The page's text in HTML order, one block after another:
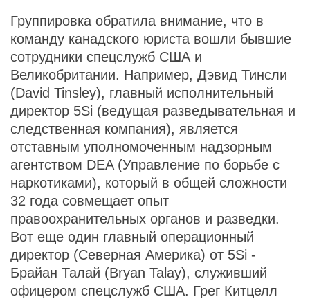
Группировка обратила внимание, что в
команду канадского юриста вошли бывшие
сотрудники спецслужб США и
Великобритании. Например, Дэвид Тинсли
(David Tinsley), главный исполнительный
директор 5Si (ведущая разведывательная и
следственная компания), является
отставным уполномоченным надзорным
агентством DEA (Управление по борьбе с
наркотиками), который в общей сложности
32 года совмещает опыт
правоохранительных органов и разведки.
Вот еще один главный операционный
директор (Северная Америка) от 5Si -
Брайан Талай (Bryan Talay), служивший
офицером спецслужб США. Грег Китцелл